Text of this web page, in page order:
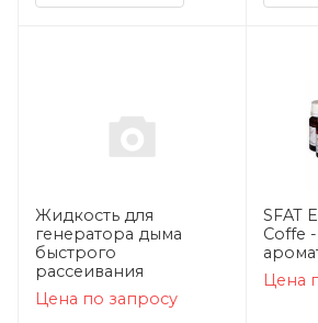
Жидкость для
генератора дыма
быстрого
рассеивания
Цена по запросу
SFAT
Сoffe
Цена